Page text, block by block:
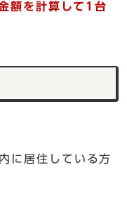
額を計算して1台
に居住している方